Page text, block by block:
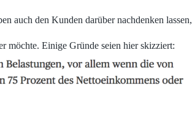
auch den Kunden darüber nachdenken
möchte. Einige Gründe seien hier skizziert: